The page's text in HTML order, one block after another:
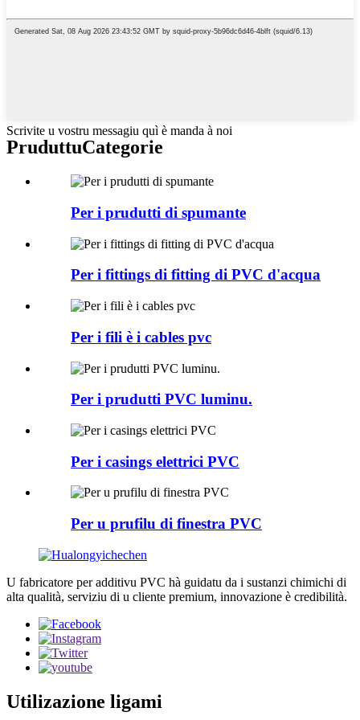
Scrivite u vostru messagiu quì è manda à noi
PruduttuCategorie
Per i prudutti di spumante
Per i fittings di fitting di PVC d'acqua
Per i fili è i cables pvc
Per i prudutti PVC luminu.
Per i casings elettrici PVC
Per u prufilu di finestra PVC
U fabricatore per additivu PVC hà guidatu da i sustanzi chimichi di
alta qualità, serviziu di u cliente premium, innovazione è credibilità.
Utilizazione ligami